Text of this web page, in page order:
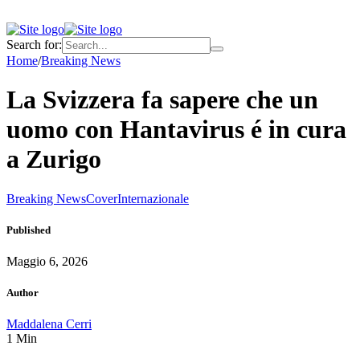
Search for:
Home/Breaking News
La Svizzera fa sapere che un
uomo con Hantavirus é in cura
a Zurigo
Breaking NewsCoverInternazionale
Published
Maggio 6, 2026
Author
Maddalena Cerri
1 Min